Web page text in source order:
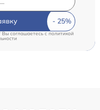
Вы соглашаетесь cполитикой